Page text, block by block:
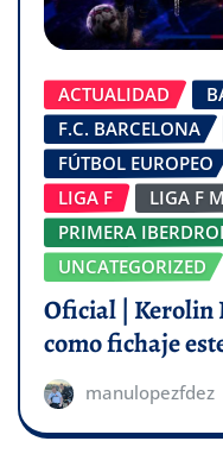
ACTUALIDAD
F.C. BARCELONA
FÚTBOL EUROPEO
LIGA F
LIGA F
PRIMERA
UNCATEGORIZED
Oficial | Kerolin
como fichaje
manulopezfdez